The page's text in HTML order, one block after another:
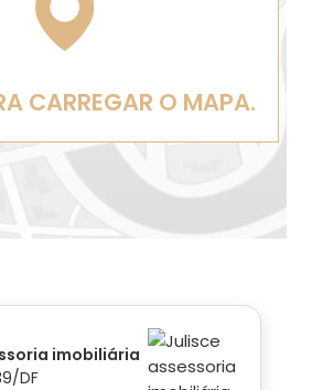
CARREGAR O MAPA.
imobiliária
DF